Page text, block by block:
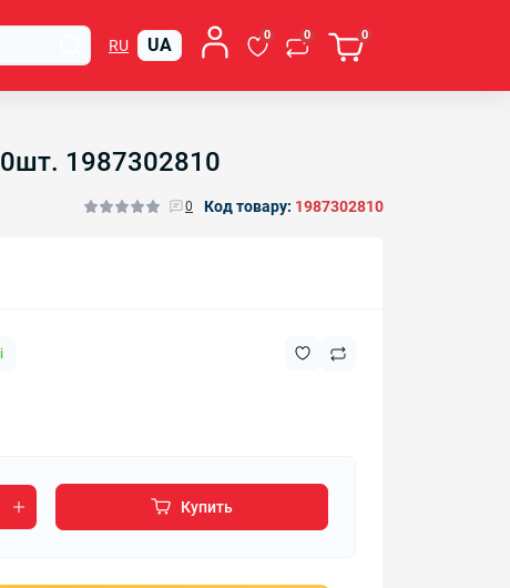
RU UA 0 0 0
1987302810
0 Код товару: 1987302810
Купить